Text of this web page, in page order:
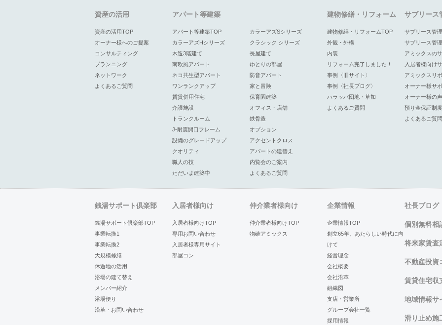
資産の活用
資産の活用TOP
オーナー様へのご提案
コンサルティング
プランニング
ネットワーク
よくあるご質問
アパート等建築
アパート等建築TOP
カラーアズSシリーズ
カラーアズHシリーズ
クラシック シリーズ
木造3階建て
長屋建て
南欧風アパート
ゆとりの部屋
ネコ共生型アパート
防音アパート
ワンランクアップ
家と冒険
賃貸併用住宅
保育園建築
介護施設
オフィス・店舗
トランクルーム
鉄骨造
J-耐震開口フレーム
オプション
設備のグレードアップ
アクセントクロス
クオリティ
アパートの建替え
職人の技
内覧会のご案内
ただいま建築中
よくあるご質問
建物修繕・リフォーム
建物修繕・リフォームTOP
外観・外構
内装
リフォーム完了しました！
事例〈旧サイト〉
事例〈社長ブログ〉
ハラッパ団地・草加
よくあるご質問
サブリース
サブリース管
サブリース管
アミックスの
入居者様向け
アミックスリ
オーナー様サ
オーナー様の声
預り金保証制度
よくあるご質問
銭湯サポート倶楽部
銭湯サポート倶楽部TOP
事業転換1
事業転換2
大規模修繕
休遊地の活用
浴場の建て替え
メンバー紹介
浴場便り
沿革・お問い合わせ
入居者様向け
入居者様向けTOP
専用お問い合わせ
入居者様専用サイト
部屋コン
仲介業者様向け
仲介業者様向けTOP
物確アミックス
企業情報
企業情報TOP
創立65年、あたらしい時代に向
けて
経営理念
会社概要
会社沿革
組織図
支店・営業所
グループ会社一覧
採用情報
社長ブログ
個別無料相
将来家賃査
不動産投資
賃貸住宅収
地域情報サ
滑り止め施